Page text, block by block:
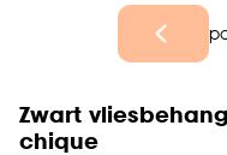
Zwart
chique